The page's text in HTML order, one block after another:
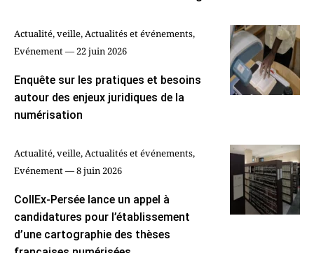
Actualité, veille, Actualités et événements,
Evénement — 22 juin 2026
Enquête sur les pratiques et besoins
autour des enjeux juridiques de la
numérisation
Actualité, veille, Actualités et événements,
Evénement — 8 juin 2026
CollEx-Persée lance un appel à
candidatures pour l’établissement
d’une cartographie des thèses